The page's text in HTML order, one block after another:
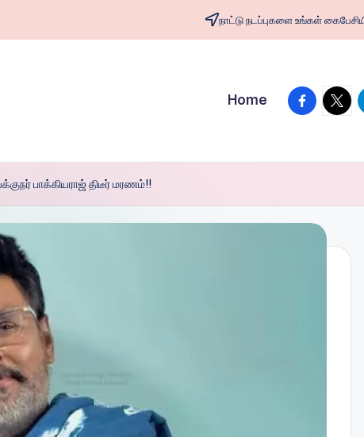
நாட்டு நடப்புகளை உங்கள்
Home
பாக்கியராஜ் திடீர் மரணம்!!